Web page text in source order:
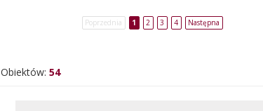
Poprzednia 1 2 3 4 Następna
Obiektów: 54